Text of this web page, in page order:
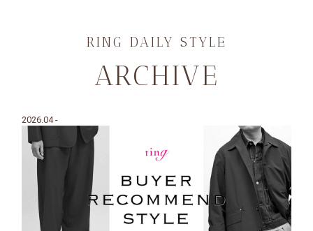
RING DAILY STYLE
ARCHIVE
2026.04 -